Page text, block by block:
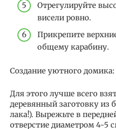
Отрегулируйте
висели ровно.
Прикрепите
общему карабину.
Создание уютного домика:
Для этого лучше всего
деревянный заготовку из
лака!). Вырежьте в
отверстие диаметром 4-5